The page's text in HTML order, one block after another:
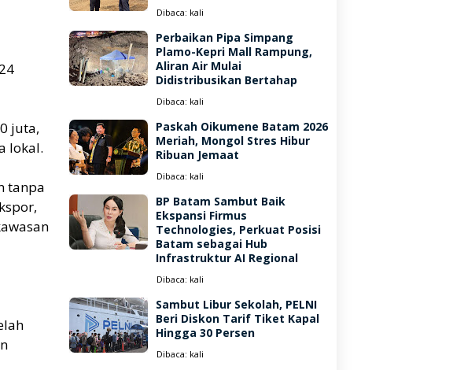
juta,
lokal.
tanpa
Dibaca: kali
Perbaikan Pipa Simpang
Plamo-Kepri Mall Rampung,
Aliran Air Mulai
Didistribusikan Bertahap
Dibaca: kali
Paskah Oikumene Batam 2026
Meriah, Mongol Stres Hibur
Ribuan Jemaat
Dibaca: kali
BP Batam Sambut Baik
Ekspansi Firmus
Technologies, Perkuat Posisi
Batam sebagai Hub
Infrastruktur AI Regional
Dibaca: kali
Sambut Libur Sekolah, PELNI
Beri Diskon Tarif Tiket Kapal
Hingga 30 Persen
Dibaca: kali